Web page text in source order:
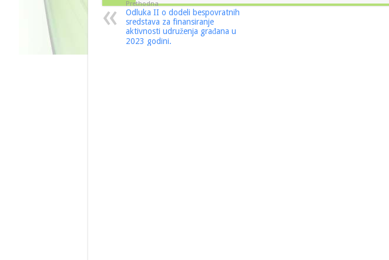
Prethodna
Odluka II o dodeli bespovratnih
sredstava za finansiranje
aktivnosti udruženja građana u
2023 godini.